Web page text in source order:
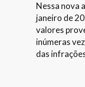
Nessa nova
janeiro de
valores
inúmeras
das